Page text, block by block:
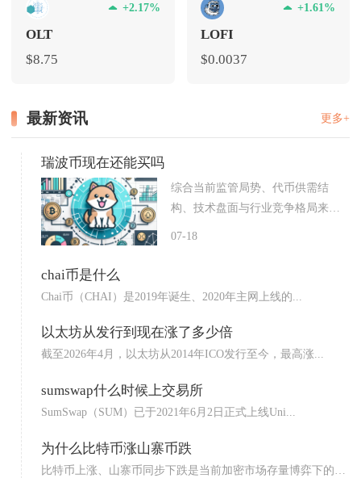
+2.17%
OLT
$8.75
+1.61%
LOFI
$0.0037
最新资讯 更多+
瑞波币现在还能买吗
综合当前监管局势、代币供需结
构、技术盘面与行业竞争格局来
07-18
chai币是什么
Chai币（CHAI）是2019年诞生、2020年主网上线的...
以太坊从发行到现在涨了多少倍
截至2026年4月，以太坊从2014年ICO发行至今，最高涨...
sumswap什么时候上交易所
SumSwap（SUM）已于2021年6月2日正式上线Uni...
为什么比特币涨山寨币跌
比特币上涨、山寨币同步下跌是当前加密市场存量博弈下的典